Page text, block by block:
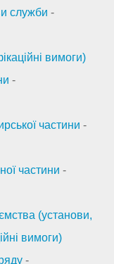
служби -
вимоги)
-
частини -
частини -
(установи,
вимоги)
-